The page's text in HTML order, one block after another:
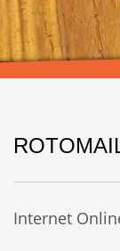
Internet